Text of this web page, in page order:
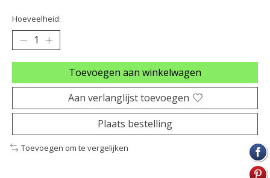
Hoeveelheid:
Toevoegen aan winkelwagen
Aan verlanglijst toevoegen
Plaats bestelling
Toevoegen om te vergelijken